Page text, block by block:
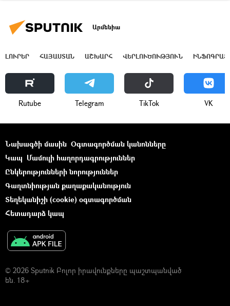
Արմենիա
ԼՈՒՐԵՐ ՀԱՅԱՍՏԱՆ ԱՇԽԱՐՀ ՎԵՐԼՈՒԾՈՒԹՅՈՒՆ
Rutube Telegram ТikТоk VK
Նախագծի մասին Օգտագործման կանոնները
Կապ Մամուլի հաղորդագրություններ
Ընկերությունների նորություններ
Գաղտնիության քաղաքականություն
Տեղեկանիշի (cookie) օգտագործման
Հետադարձ կապ
© 2026 Sputnik Բոլոր իրավունքները պաշտպանված
են. 18+